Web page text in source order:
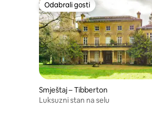
Odabrali gosti
Odabrali gosti
Smještaj – Tibberton
Luksuzni stan na selu